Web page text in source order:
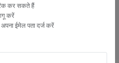
कर सकते हैं
करें
ईमेल पता दर्ज करें
Pinterest